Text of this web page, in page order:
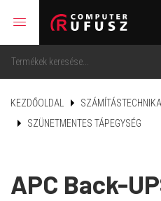
menu
KEZDŐOLDAL SZÁMÍTÁSTECHNIKA
SZÜNETMENTES TÁPEGYSÉG
APC Back-